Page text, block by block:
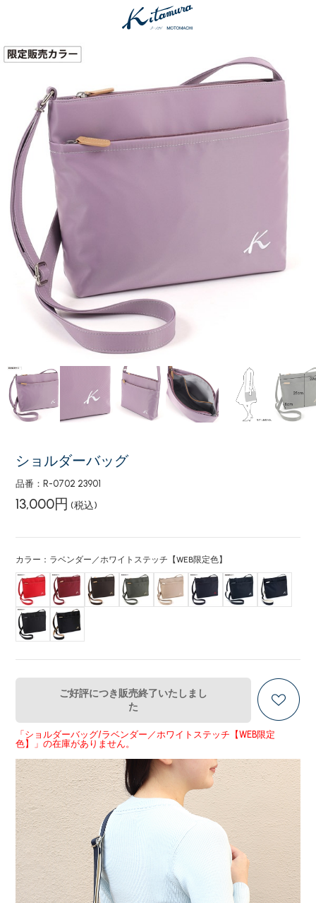
ショルダーバッグ
品番：R-0702 23901
13,000円 (税込)
カラー：ラベンダー／ホワイトステッチ【WEB限定色】
ご好評につき販売終了いたしまし
た
「ショルダーバッグ/ラベンダー／ホワイトステッチ【WEB限定
色】」の在庫がありません。